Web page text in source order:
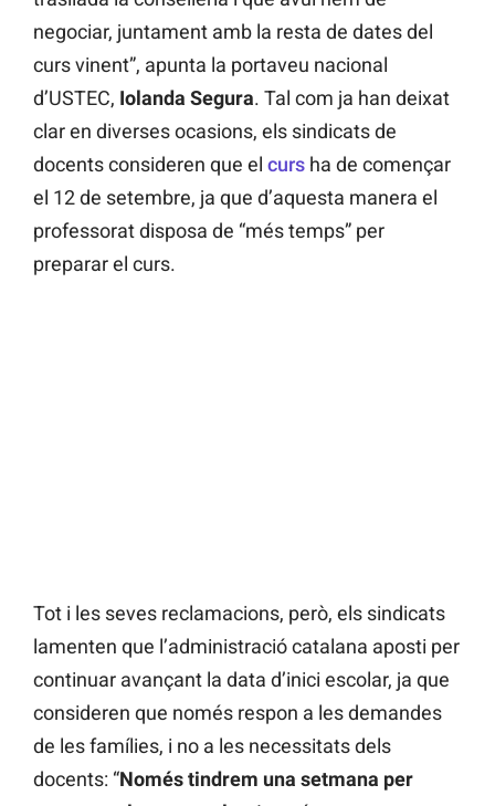
negociar, juntament amb la resta de dates del
curs vinent”, apunta la portaveu nacional
d’USTEC, Iolanda Segura. Tal com ja han deixat
clar en diverses ocasions, els sindicats de
docents consideren que el curs ha de començar
el 12 de setembre, ja que d’aquesta manera el
professorat disposa de “més temps” per
preparar el curs.
Tot i les seves reclamacions, però, els sindicats
lamenten que l’administració catalana aposti per
continuar avançant la data d’inici escolar, ja que
consideren que només respon a les demandes
de les famílies, i no a les necessitats dels
docents: “Només tindrem una setmana per